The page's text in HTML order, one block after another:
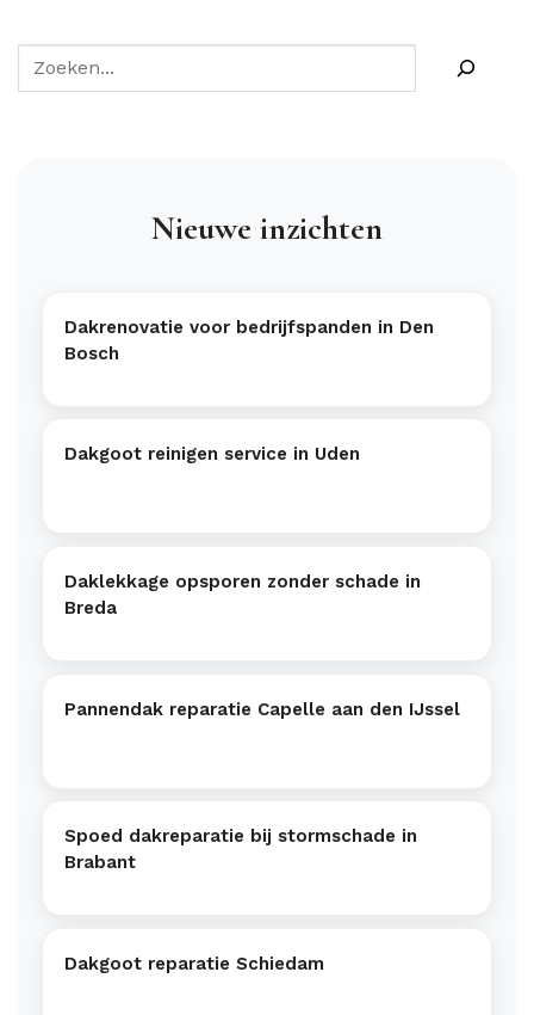
Nieuwe inzichten
Dakrenovatie voor bedrijfspanden in Den
Bosch
Dakgoot reinigen service in Uden
Daklekkage opsporen zonder schade in
Breda
Pannendak reparatie Capelle aan den IJssel
Spoed dakreparatie bij stormschade in
Brabant
Dakgoot reparatie Schiedam